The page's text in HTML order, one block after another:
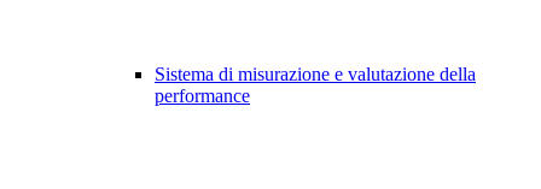
Sistema di misurazione e valutazione della
performance